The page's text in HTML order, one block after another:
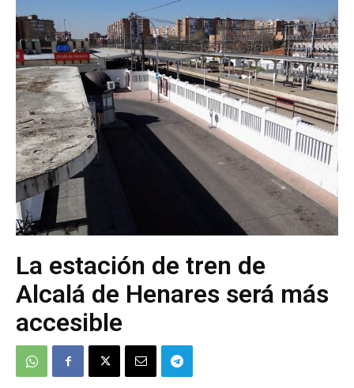
La estación de tren de
Alcalá de Henares será más
accesible